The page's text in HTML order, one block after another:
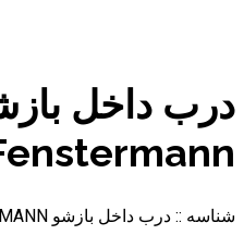
درب داخل
شناسه :: درب داخل بازشو FENSTERMANN